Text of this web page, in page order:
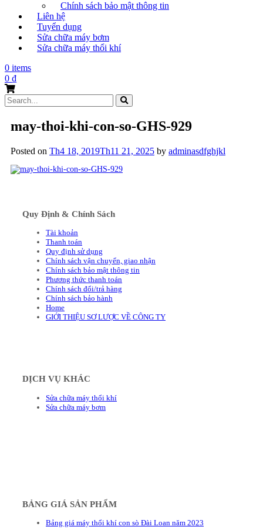
Chính sách bảo mật thông tin
Liên hệ
Tuyển dụng
Sửa chữa máy bơm
Sửa chữa máy thổi khí
0 items
0 ₫
Search
for:
may-thoi-khi-con-so-GHS-929
Posted on Th4 18, 2019Th11 21, 2025 by adminasdfghjkl
Quy Định & Chính Sách
Tài khoản
Thanh toán
Quy định sử dụng
Chính sách vận chuyển, giao nhận
Chính sách bảo mật thông tin
Phương thức thanh toán
Chính sách đổi/trả hàng
Chính sách bảo hành
Home
GIỚI THIỆU SƠ LƯỢC VỀ CÔNG TY
DỊCH VỤ KHÁC
Sửa chữa máy thổi khí
Sửa chữa máy bơm
BẢNG GIÁ SẢN PHẨM
Bảng giá máy thổi khí con sò Đài Loan năm 2023